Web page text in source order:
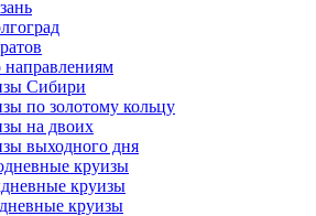
Сибири
по золотому кольцу
на двоих
выходного дня
круизы
круизы
круизы